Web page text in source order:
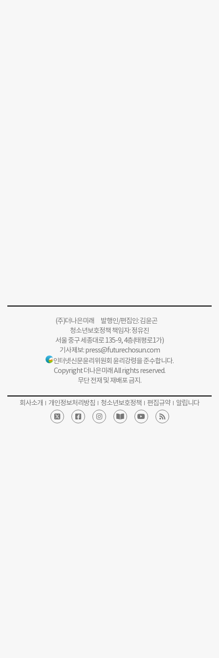
(주)더나은미래 발행인/편집인: 김윤곤
청소년보호정책 책임자: 정유진
서울 중구 세종대로 135-9, 4층(태평로1가)
기사제보:press@futurechosun.com
인터넷신문윤리위원회 윤리강령을 준수합니다.
Copyright 더나은미래 All rights reserved.
무단 전재 및 재배포 금지.
회사소개 개인정보처리방침 청소년보호정책 편집규약 알립니다